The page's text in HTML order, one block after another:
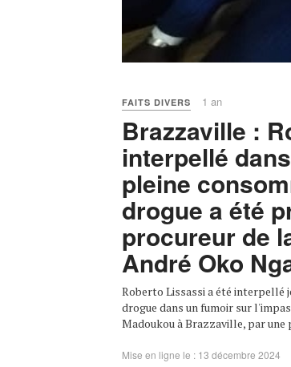
FAITS DIVERS 1 an
Brazzaville :
interpellé
pleine
drogue a été
procureur de
André Oko
Roberto Lissassi a été interpellé
drogue dans un fumoir sur
Madoukou à Brazzaville, par une
Mise en ligne le : 13 décembre 2024